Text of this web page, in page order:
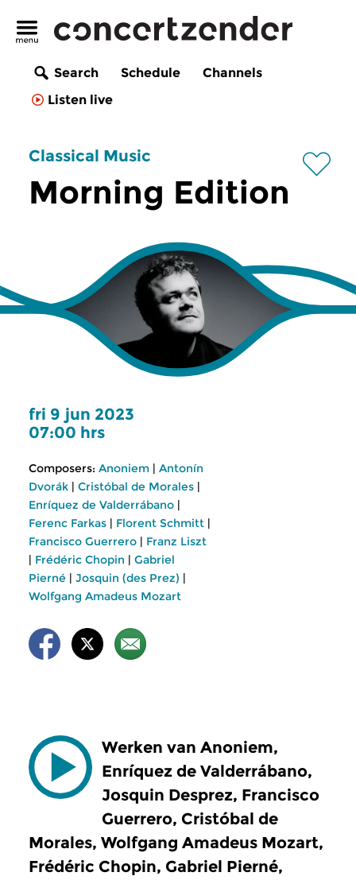
Search Schedule
Channels
Listen live
Classical Music
Morning Edition
fri 9 jun 2023
07:00 hrs
Composers: Anoniem | Antonín
Dvorák | Cristóbal de Morales |
Enríquez de Valderrábano |
Ferenc Farkas | Florent Schmitt |
Francisco Guerrero | Franz Liszt
| Frédéric Chopin | Gabriel
Pierné | Josquin (des Prez) |
Wolfgang Amadeus Mozart
Werken van Anoniem,
Enríquez de Valderrábano,
Josquin Desprez, Francisco
Guerrero, Cristóbal de
Morales, Wolfgang Amadeus Mozart,
Frédéric Chopin, Gabriel Pierné,